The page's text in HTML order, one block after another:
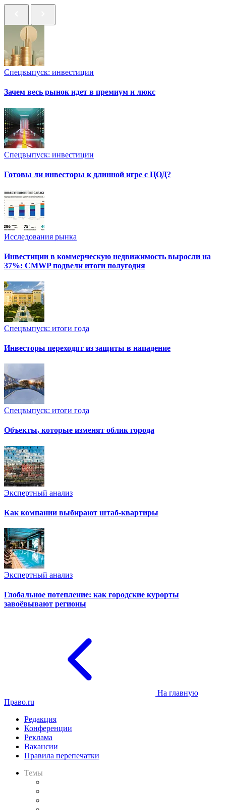
Спецвыпуск: инвестиции
Зачем весь рынок идет в премиум и люкс
Спецвыпуск: инвестиции
Готовы ли инвесторы к длинной игре с ЦОД?
Исследования рынка
Инвестиции в коммерческую недвижимость выросли на
37%: CMWP подвели итоги полугодия
Спецвыпуск: итоги года
Инвесторы переходят из защиты в нападение
Спецвыпуск: итоги года
Объекты, которые изменят облик города
Экспертный анализ
Как компании выбирают штаб-квартиры
Экспертный анализ
Глобальное потепление: как городские курорты
завоёвывают регионы
На главную
Право.ru
Редакция
Конференции
Реклама
Вакансии
Правила перепечатки
Темы